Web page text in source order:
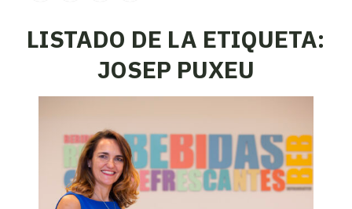
LISTADO DE LA ETIQUETA:
JOSEP PUXEU